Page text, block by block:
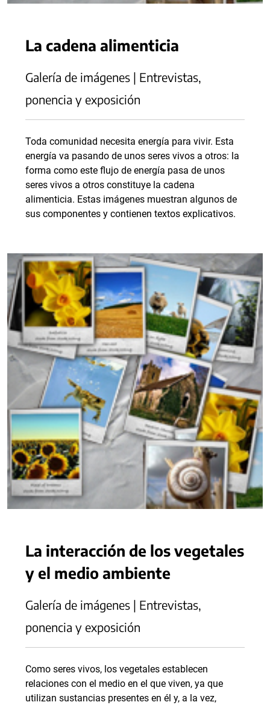
La cadena alimenticia
Galería de imágenes | Entrevistas,
ponencia y exposición
Toda comunidad necesita energía para vivir. Esta
energía va pasando de unos seres vivos a otros: la
forma como este flujo de energía pasa de unos
seres vivos a otros constituye la cadena
alimenticia. Estas imágenes muestran algunos de
sus componentes y contienen textos explicativos.
La interacción de los vegetales
y el medio ambiente
Galería de imágenes | Entrevistas,
ponencia y exposición
Como seres vivos, los vegetales establecen
relaciones con el medio en el que viven, ya que
utilizan sustancias presentes en él y, a la vez,